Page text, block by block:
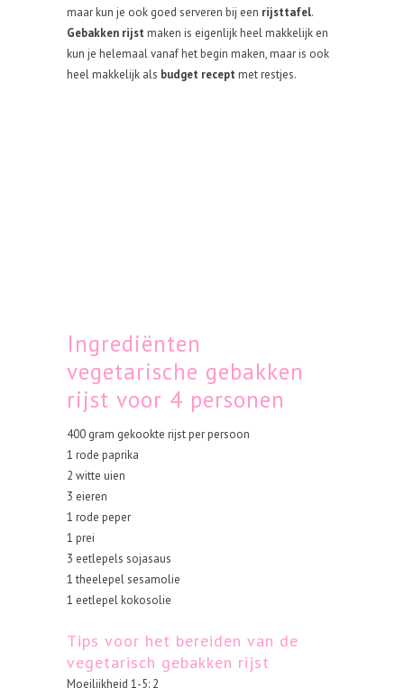
maar kun je ook goed serveren bij een rijsttafel.
Gebakken rijst maken is eigenlijk heel makkelijk en
kun je helemaal vanaf het begin maken, maar is ook
heel makkelijk als budget recept met restjes.
Ingrediënten
vegetarische gebakken
rijst voor 4 personen
400 gram gekookte rijst per persoon
1 rode paprika
2 witte uien
3 eieren
1 rode peper
1 prei
3 eetlepels sojasaus
1 theelepel sesamolie
1 eetlepel kokosolie
Tips voor het bereiden van de
vegetarisch gebakken rijst
Moeilijkheid 1-5: 2